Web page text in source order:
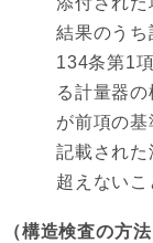
結果のう
134条第1
る計量器
が前項の
記載され
超えないこ
（構造検査の方法